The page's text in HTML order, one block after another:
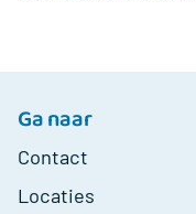
Ga naar
Contact
Locaties